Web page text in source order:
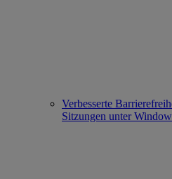
Verbesserte
Sitzungen unter